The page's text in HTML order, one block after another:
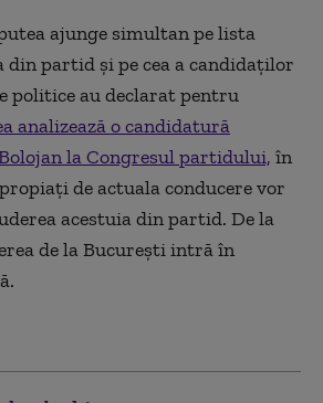
ajunge simultan pe lista
din partid și pe cea a candidaților
politice au declarat pentru
analizează o candidatură
la Congresul partidului, în
de actuala conducere vor
acestuia din partid. De la
de la București intră în